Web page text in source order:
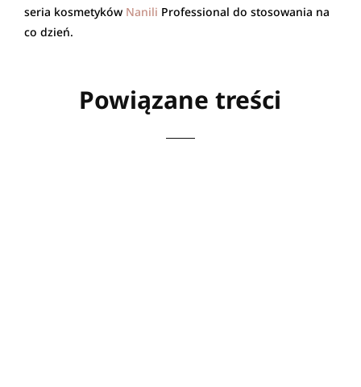
seria kosmetyków Nanili Professional do stosowania na
co dzień.
Powiązane treści